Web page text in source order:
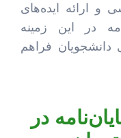
و ارائه ایده‌های
در این زمینه
دانشجویان فراهم
در